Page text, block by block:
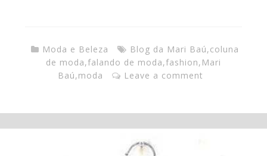
Moda e Beleza Blog da Mari Baú,coluna
de moda,falando de moda,fashion, Mari
Baú,moda Leave a comment